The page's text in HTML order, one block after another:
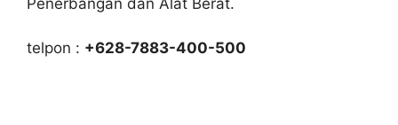
telpon : +628-7883-400-500